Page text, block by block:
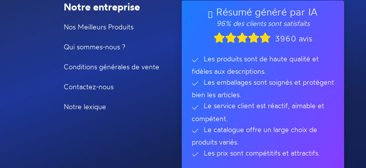
Notre entreprise
Nos Meilleurs Produits
Qui sommes-nous ?
Conditions générales de vente
Contactez-nous
Notre lexique
Résumé généré par IA
96% des clients sont satisfaits
3960 avis
Les produits sont de haute qualité et
fidèles aux descriptions.
Les emballages sont soignés et protègent
bien les articles.
Le service client est réactif, aimable et
compétent.
Le catalogue offre un large choix de
produits variés.
Les prix sont compétitifs et attractifs.